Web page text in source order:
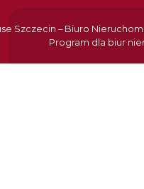
Szczecin – Biuro
Program dla biur